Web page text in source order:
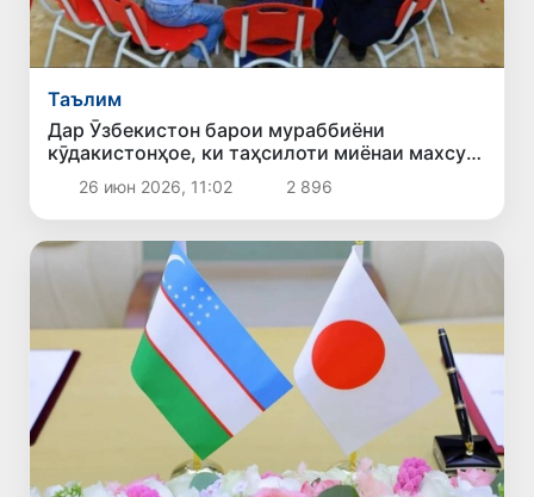
Таълим
Дар Ӯзбекистон барои мураббиёни
кӯдакистонҳое, ки таҳсилоти миёнаи махсус
доранд, низоми таҳсилоти олии дуалӣ ҷорӣ
мегардад
26 июн 2026, 11:02 2 896